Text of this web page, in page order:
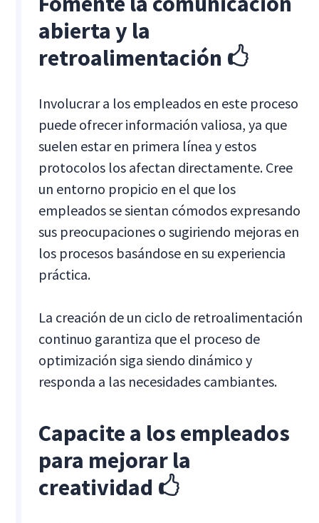
abierta y la
retroalimentación 🖒
Involucrar a los empleados en este proceso
puede ofrecer información valiosa, ya que
suelen estar en primera línea y estos
protocolos los afectan directamente. Cree
un entorno propicio en el que los
empleados se sientan cómodos expresando
sus preocupaciones o sugiriendo mejoras en
los procesos basándose en su experiencia
práctica.
La creación de un ciclo de retroalimentación
continuo garantiza que el proceso de
optimización siga siendo dinámico y
responda a las necesidades cambiantes.
Capacite a los empleados
para mejorar la
creatividad 🖒